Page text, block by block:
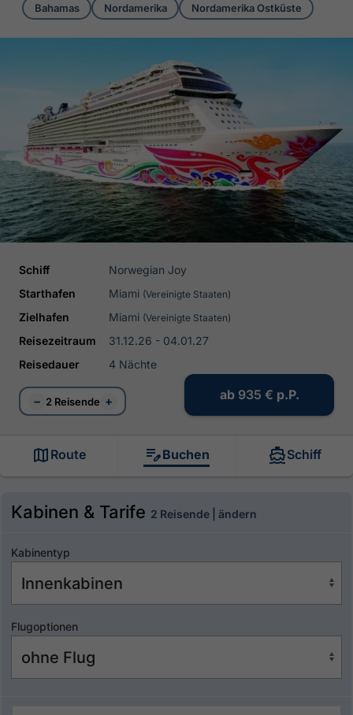
Bahamas Nordamerika Nordamerika Ostküste
Schiff
Norwegian Joy
Starthafen
Miami (Vereinigte Staaten)
Zielhafen Miami (Vereinigte Staaten)
Reisezeitraum
31.12.26 - 04.01.27
Reisedauer
4 Nächte
− 2 Reisende + ab 935 € p.P.
Route Buchen Schiff
Kabinen & Tarife 2 Reisende | ändern
Kabinentyp
Flugoptionen